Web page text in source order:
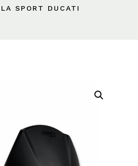
SPORT DUCATI